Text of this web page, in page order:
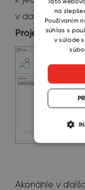
v danom
Project Manager
Akonáhle v
na
Používaním
súhlas s
v súlade